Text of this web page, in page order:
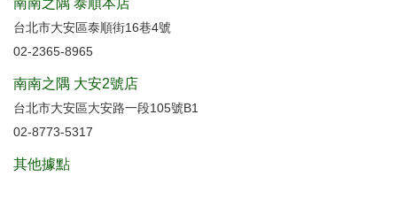
南南之隅 泰順本店
台北市大安區泰順街16巷4號
02-2365-8965
南南之隅 大安2號店
台北市大安區大安路一段105號B1
02-8773-5317
其他據點